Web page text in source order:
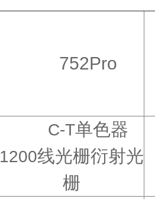
752Pro
C-T单色器
1200线光栅衍射光
栅